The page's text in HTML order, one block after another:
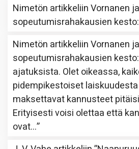
Nimetön artikkeliinVornanen ja
sopeutumisrahakausien kesto
Nimetön artikkeliinVornanen ja
sopeutumisrahakausien kesto
ajatuksista. Olet oikeassa,
pidempikestoiset
maksettavat kannusteet
Erityisesti voisi olettaa että
ovat…”